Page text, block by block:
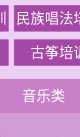
民族唱法
古筝培
音乐类